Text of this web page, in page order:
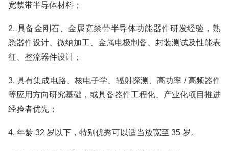
宽禁带半导体材料；
2. 具备金刚石、金属宽禁带半导体功能器件研发经验，熟
悉器件设计、微纳加工、金属电极制备、封装测试及性能表
征、整流器件设计；
3. 具有集成电路、核电子学、辐射探测、高功率 / 高频器件
等应用方向研究基础，或具备器件工程化、产业化项目推进
经验者优先；
4. 年龄 32 岁以下，特别优秀可以适当放宽至 35 岁。